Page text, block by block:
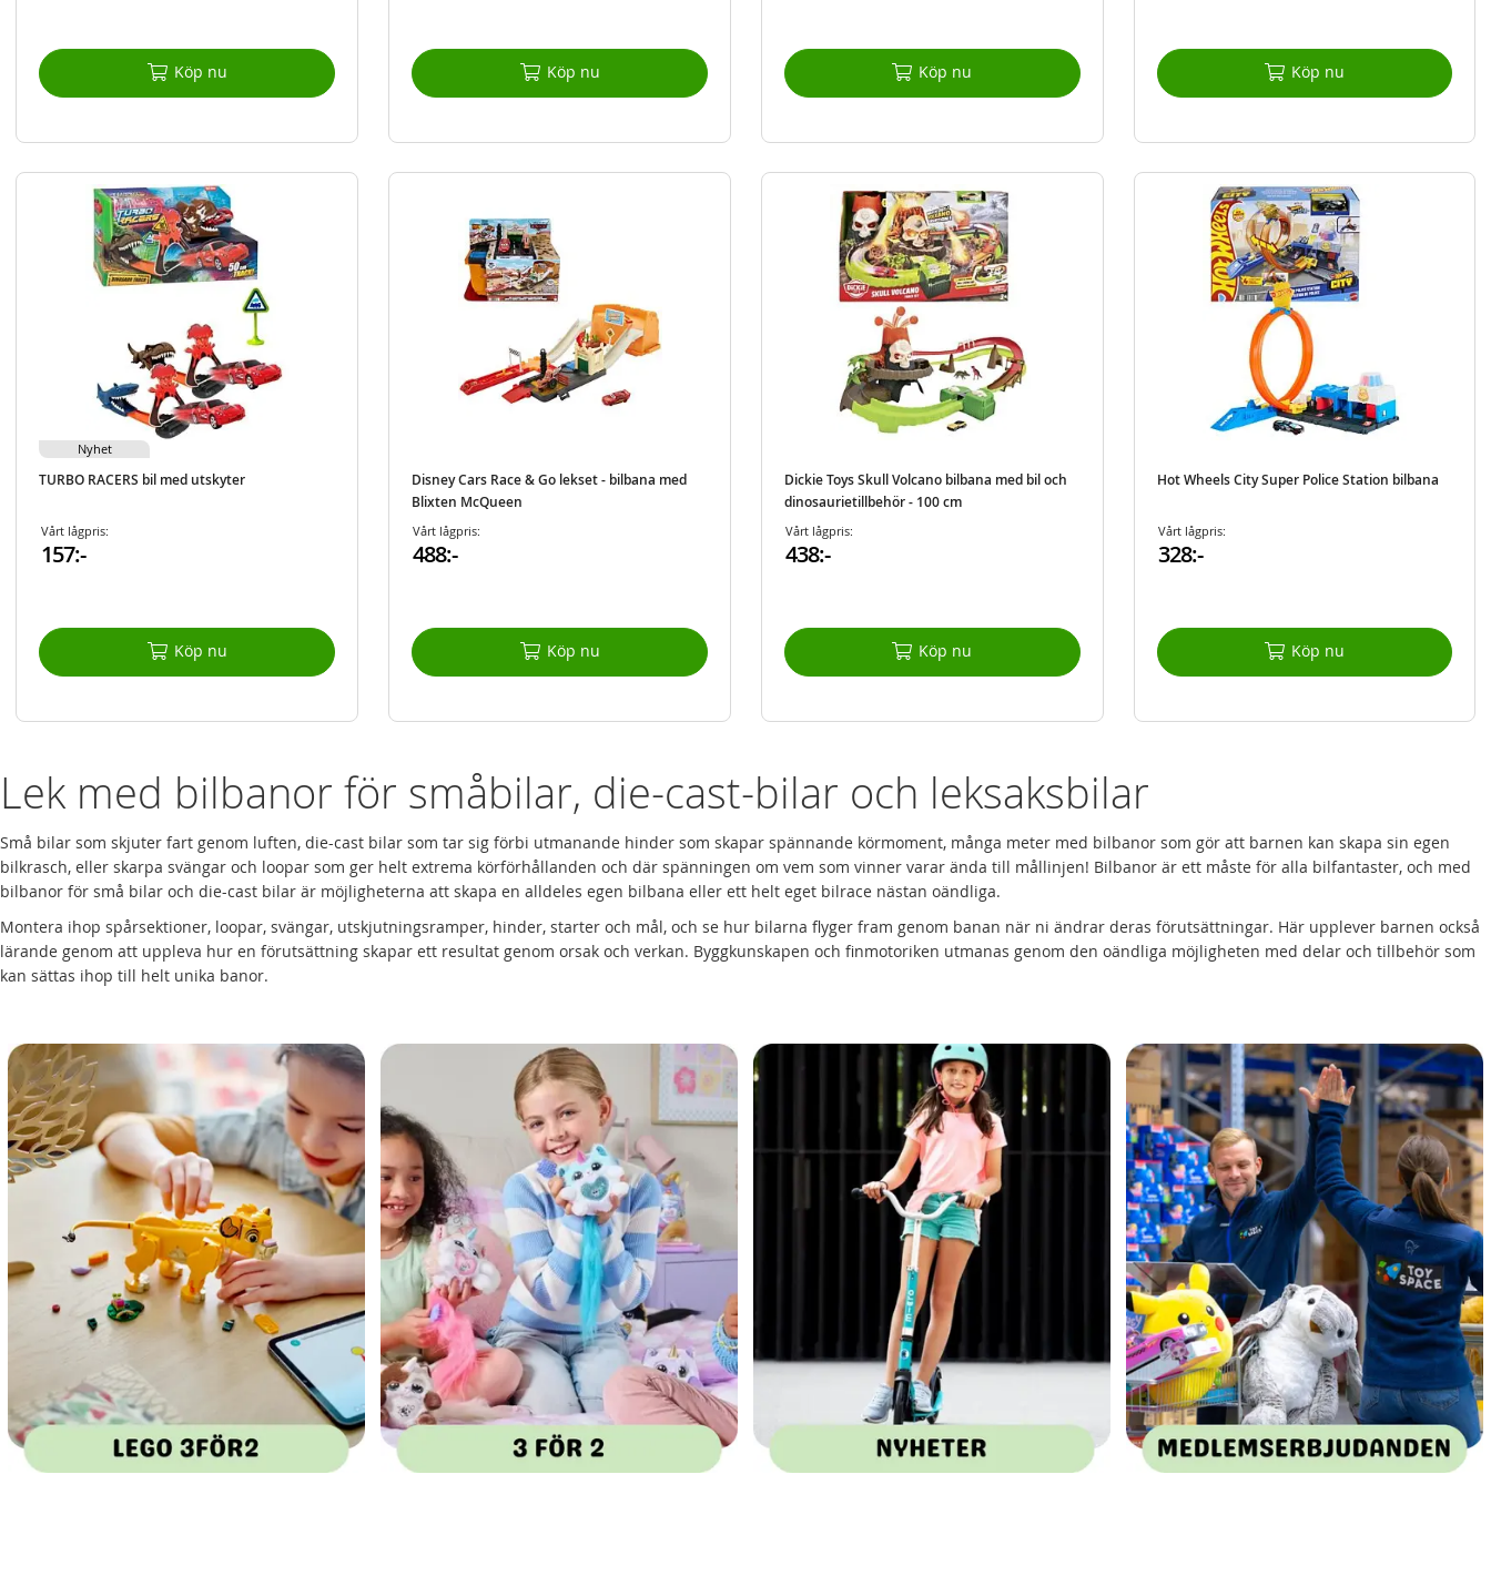
Köp nu Köp nu Köp nu Köp nu
TURBO RACERS bil med utskyter
Vårt lågpris:
157:-
Köp nu
Nyhet
Disney Cars Race & Go lekset - bilbana med
Blixten McQueen
Vårt lågpris:
488:-
Köp nu
Dickie Toys Skull Volcano bilbana med bil och
dinosaurietillbehör - 100 cm
Vårt lågpris:
438:-
Köp nu
Hot Wheels City Super Police Station bilbana
Vårt lågpris:
328:-
Köp nu
Lek med bilbanor för småbilar, die-cast-bilar och leksaksbilar
Små bilar som skjuter fart genom luften, die-cast bilar som tar sig förbi utmanande hinder som skapar spännande körmoment, många meter med bilbanor som gör att barnen kan skapa sin egen
bilkrasch, eller skarpa svängar och loopar som ger helt extrema körförhållanden och där spänningen om vem som vinner varar ända till mållinjen! Bilbanor är ett måste för alla bilfantaster, och med
bilbanor för små bilar och die-cast bilar är möjligheterna att skapa en alldeles egen bilbana eller ett helt eget bilrace nästan oändliga.
Montera ihop spårsektioner, loopar, svängar, utskjutningsramper, hinder, starter och mål, och se hur bilarna flyger fram genom banan när ni ändrar deras förutsättningar. Här upplever barnen också
lärande genom att uppleva hur en förutsättning skapar ett resultat genom orsak och verkan. Byggkunskapen och finmotoriken utmanas genom den oändliga möjligheten med delar och tillbehör som
kan sättas ihop till helt unika banor.